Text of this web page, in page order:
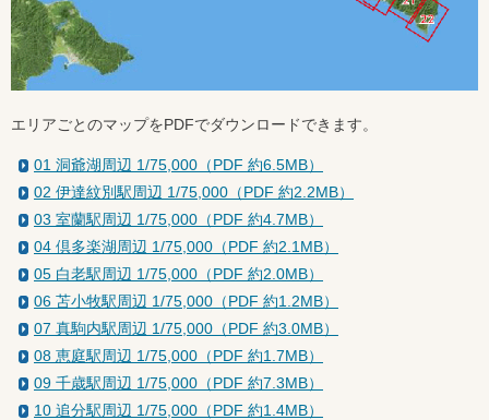
エリアごとのマップをPDFでダウンロードできます。
01 洞爺湖周辺 1/75,000（PDF 約6.5MB）
02 伊達紋別駅周辺 1/75,000（PDF 約2.2MB）
03 室蘭駅周辺 1/75,000（PDF 約4.7MB）
04 倶多楽湖周辺 1/75,000（PDF 約2.1MB）
05 白老駅周辺 1/75,000（PDF 約2.0MB）
06 苫小牧駅周辺 1/75,000（PDF 約1.2MB）
07 真駒内駅周辺 1/75,000（PDF 約3.0MB）
08 恵庭駅周辺 1/75,000（PDF 約1.7MB）
09 千歳駅周辺 1/75,000（PDF 約7.3MB）
10 追分駅周辺 1/75,000（PDF 約1.4MB）